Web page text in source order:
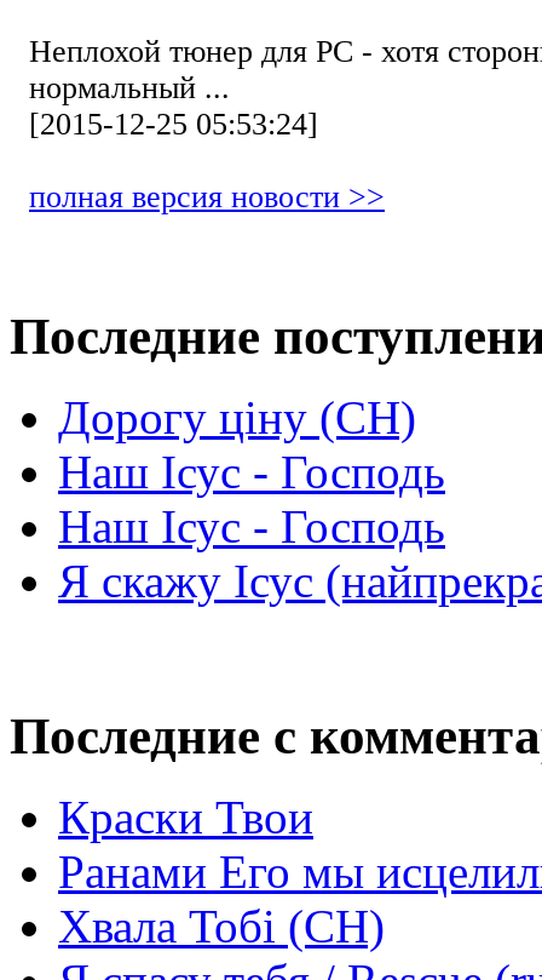
Неплохой тюнер для РС - хотя
нормальный ...
[2015-12-25 05:53:24]
полная версия новости >>
Последние
Дорогу ціну (СН)
Наш Ісус - Господь
Наш Ісус - Господь
Я скажу Ісус
Последние с
Краски Твои
Ранами Его мы
Хвала Тобі (СН)